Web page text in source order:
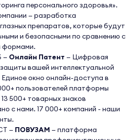
персонального здоровья».
— разработка
препаратов, которые будут
и безопасными по сравнению с
формами.
— Онлайн Патент — Цифровая
вашей интеллектуальной
окно онлайн-доступа в
пользователей платформы
500+ товарных знаков
с нами. 17 000+ компаний - наши
— ПОВУЗАМ — платформа